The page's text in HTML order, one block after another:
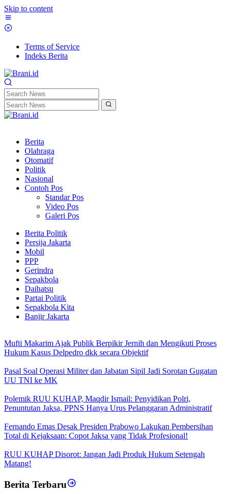
Skip to content
Terms of Service
Indeks Berita
Berita
Olahraga
Otomatif
Politik
Nasional
Contoh Pos
Standar Pos
Video Pos
Galeri Pos
Berita Politik
Persija Jakarta
Mobil
PPP
Gerindra
Sepakbola
Daihatsu
Partai Politik
Sepakbola Kita
Banjir Jakarta
Mufti Makarim Ajak Publik Berpikir Jernih dan Mengikuti Proses
Hukum Kasus Delpedro dkk secara Objektif
Pasal Soal Operasi Militer dan Jabatan Sipil Jadi Sorotan Gugatan
UU TNI ke MK
Polemik RUU KUHAP, Maqdir Ismail: Penyidikan Polri,
Penuntutan Jaksa, PPNS Hanya Urus Pelanggaran Administratif
Fernando Emas Desak Presiden Prabowo Lakukan Pembersihan
Total di Kejaksaan: Copot Jaksa yang Tidak Profesional!
RUU KUHAP Disorot: Jangan Jadi Produk Hukum Setengah
Matang!
Berita Terbaru